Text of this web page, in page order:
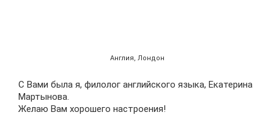
Англия, Лондон
С Вами была я, филолог английского языка, Екатерина
Мартынова.
Желаю Вам хорошего настроения!